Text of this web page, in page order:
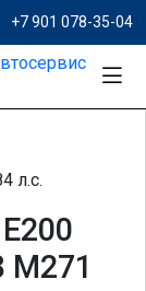
+7 901 078-35-04
л.с.
M271